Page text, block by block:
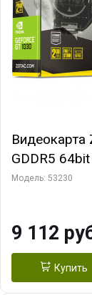
Видеокарта
GDDR5
RTL
Модель: 53230
9 112
Купить